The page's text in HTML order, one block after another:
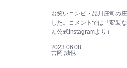
お笑いコンビ・品川庄司の
した。コメントでは「変装
ん公式Instagramより）
2023.06.08
吉岡 誠悦